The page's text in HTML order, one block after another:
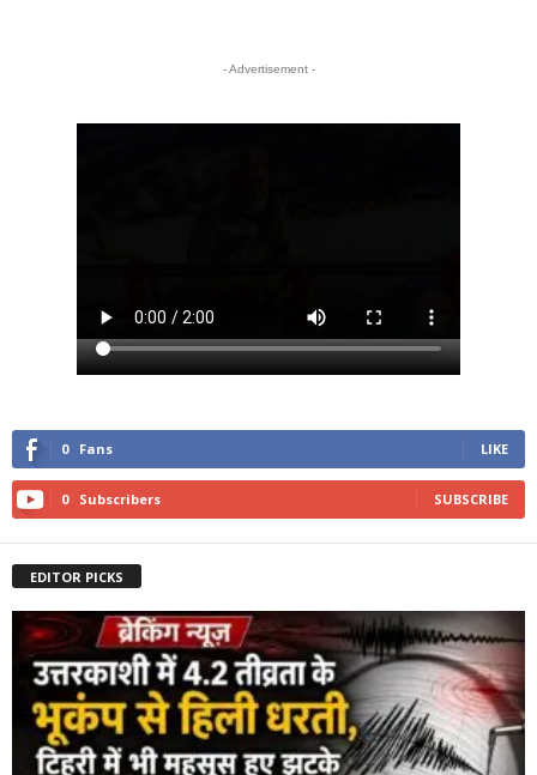
- Advertisement -
0 Fans LIKE
0 Subscribers SUBSCRIBE
EDITOR PICKS